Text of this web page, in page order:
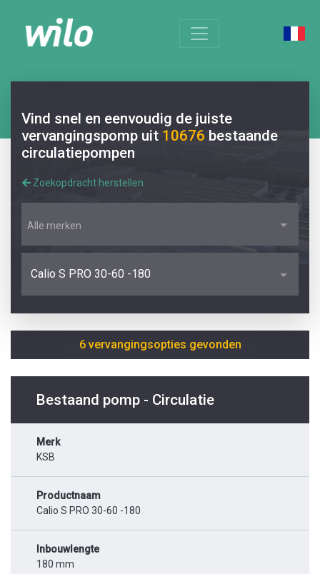
Vind snel en eenvoudig de juiste
vervangingspomp uit 10676 bestaande
circulatiepompen
Zoekopdracht herstellen
Alle merken
Calio S PRO 30-60 -180
6 vervangingsopties gevonden
Bestaand pomp - Circulatie
Merk
KSB
Productnaam
Calio S PRO 30-60 -180
Inbouwlengte
180 mm